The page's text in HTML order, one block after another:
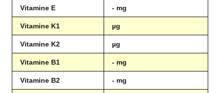
Vitamine E - mg
Vitamine K1 µg
Vitamine K2 µg
Vitamine B1 - mg
Vitamine B2 - mg